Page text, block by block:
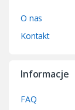
O nas
Kontakt
Informacje
FAQ